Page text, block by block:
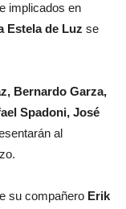
implicados en
Estela de Luz se
Bernardo Garza,
Spadoni, José
al
su compañero Erik